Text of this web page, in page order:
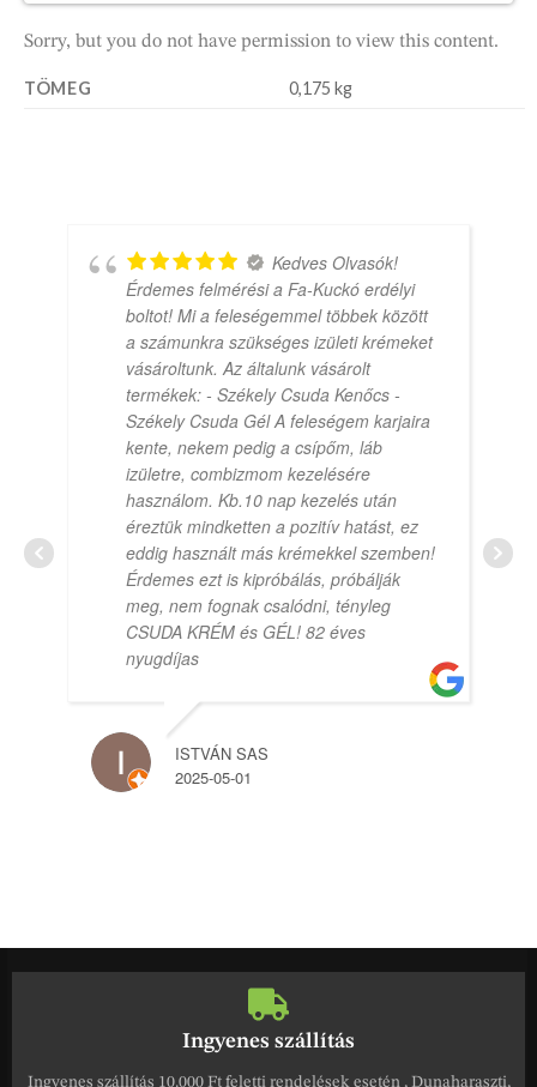
Sorry, but you do not have permission to view this content.
TÖMEG 0,175 kg
Kedves Olvasók!
Érdemes felmérési a Fa-Kuckó erdélyi
boltot! Mi a feleségemmel többek között
a számunkra szükséges izületi krémeket
vásároltunk. Az általunk vásárolt
termékek: - Székely Csuda Kenőcs -
Székely Csuda Gél A feleségem karjaira
kente, nekem pedig a csípőm, láb
izületre, combizmom kezelésére
használom. Kb.10 nap kezelés után
éreztük mindketten a pozitív hatást, ez
eddig használt más krémekkel szemben!
Érdemes ezt is kipróbálás, próbálják
meg, nem fognak csalódni, tényleg
CSUDA KRÉM és GÉL! 82 éves
nyugdíjas
ISTVÁN SAS
2025-05-01
Ingyenes szállítás
Ingyenes szállítás 10.000 Ft feletti rendelések esetén , Dunaharaszti,